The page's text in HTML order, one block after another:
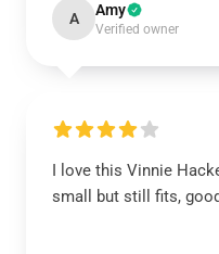
A Amy
Verified owner
I love this Vinnie
small but still fits,